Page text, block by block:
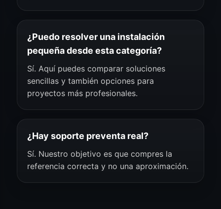
¿Puedo resolver una instalación
pequeña desde esta categoría?
Sí. Aquí puedes comparar soluciones
sencillas y también opciones para
proyectos más profesionales.
¿Hay soporte preventa real?
Sí. Nuestro objetivo es que compres la
referencia correcta y no una aproximación.